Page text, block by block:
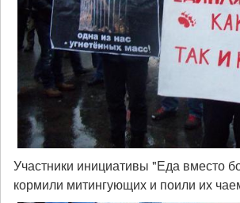
Участники инициативы "Еда вместо
кормили митингующих и поили их